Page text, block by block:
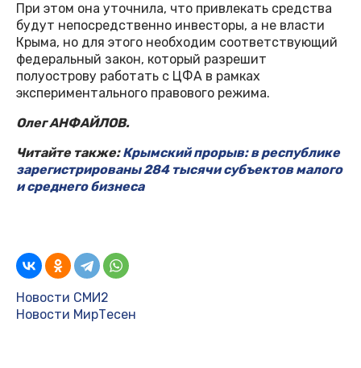
При этом она уточнила, что привлекать средства
будут непосредственно инвесторы, а не власти
Крыма, но для этого необходим соответствующий
федеральный закон, который разрешит
полуострову работать с ЦФА в рамках
экспериментального правового режима.
Олег АНФАЙЛОВ.
Читайте также:Крымский прорыв: в республике
зарегистрированы 284 тысячи субъектов малого
и среднего бизнеса
Новости СМИ2
Новости МирТесен